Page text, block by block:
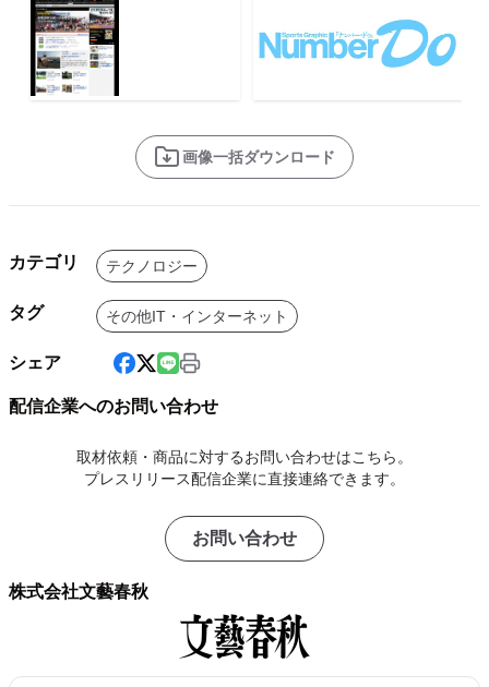
画像一括ダウンロード
カテゴリ テクノロジー
タグ その他IT・インターネット
シェア
配信企業へのお問い合わせ
取材依頼・商品に対するお問い合わせはこちら。
プレスリリース配信企業に直接連絡できます。
お問い合わせ
株式会社文藝春秋